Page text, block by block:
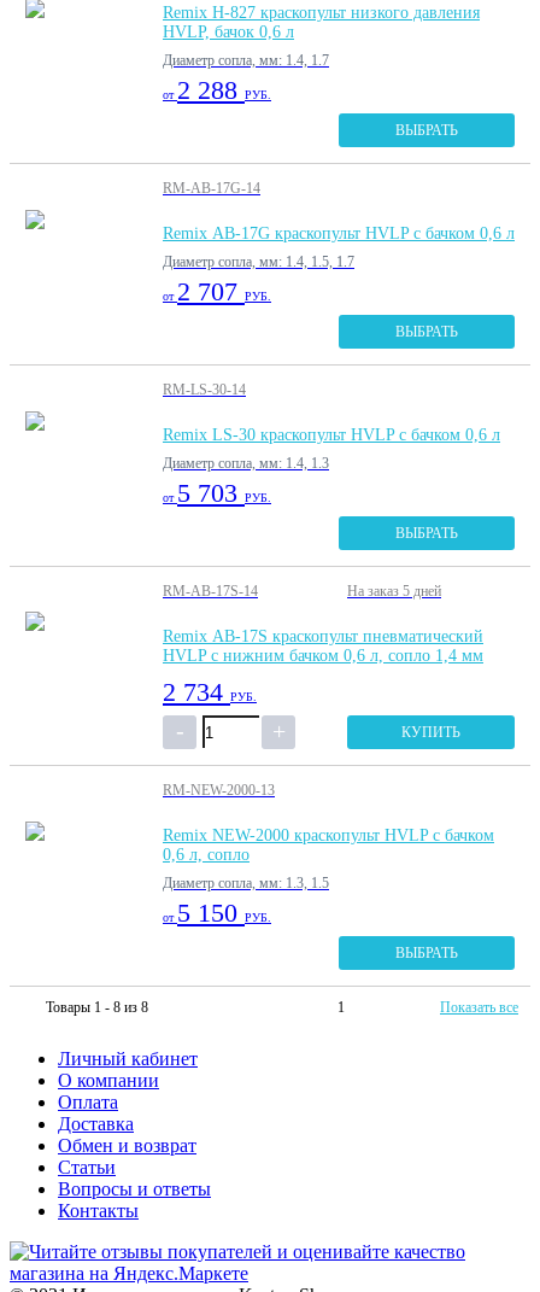
Remix H-827 краскопульт низкого давления
HVLP, бачок 0,6 л
Диаметр сопла, мм: 1.4, 1.7
от 2 288 РУБ.
ВЫБРАТЬ
RM-AB-17G-14
Remix АВ-17G краскопульт HVLP с бачком 0,6 л
Диаметр сопла, мм: 1.4, 1.5, 1.7
от 2 707 РУБ.
ВЫБРАТЬ
RM-LS-30-14
Remix LS-30 краскопульт HVLP с бачком 0,6 л
Диаметр сопла, мм: 1.4, 1.3
от 5 703 РУБ.
ВЫБРАТЬ
RM-AB-17S-14 На заказ 5 дней
Remix АВ-17S краскопульт пневматический
HVLP с нижним бачком 0,6 л, сопло 1,4 мм
2 734 РУБ.
КУПИТЬ
RM-NEW-2000-13
Remix NEW-2000 краскопульт HVLP с бачком
0,6 л, сопло
Диаметр сопла, мм: 1.3, 1.5
от 5 150 РУБ.
ВЫБРАТЬ
Товары 1 - 8 из 8 1 Показать все
Личный кабинет
О компании
Оплата
Доставка
Обмен и возврат
Статьи
Вопросы и ответы
Контакты